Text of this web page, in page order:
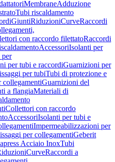
MembraneAdduzione
Tubi riscaldamento
GiuntiRiduzioniCurveRaccordi
con raccordo filettatoRaccordi
AccessoriIsolanti per
per
per tubi e raccordiGuarnizioni per
per tubiTubi di protezione e
collegamentiGuarnizioni del
a flangiaMateriali di
Collettori con raccordo
AccessoriIsolanti per tubi e
Impermeabilizzazioni per
per collegamentiGeberit
Acciaio InoxTubi
CurveRaccordi a